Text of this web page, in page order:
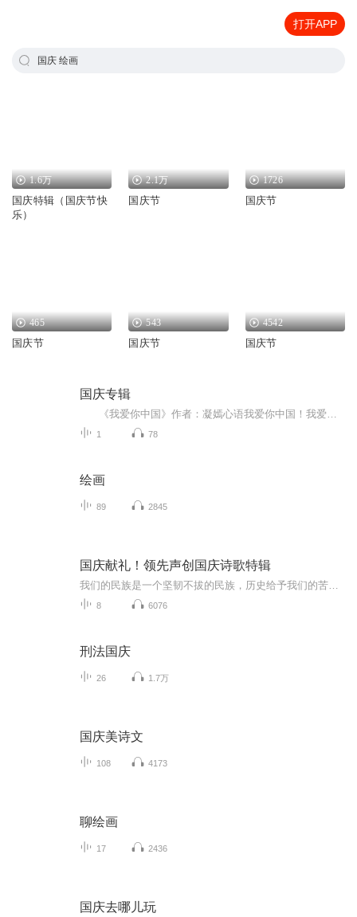
打开APP
国庆 绘画
1.6万
国庆特辑（国庆节快
乐）
2.1万
国庆节
1726
国庆节
465
国庆节
543
国庆节
4542
国庆节
国庆专辑
1 78
绘画
89 2845
国庆献礼！领先声创国庆诗歌特辑
8 6076
刑法国庆
26 1.7万
国庆美诗文
108 4173
聊绘画
17 2436
国庆去哪儿玩